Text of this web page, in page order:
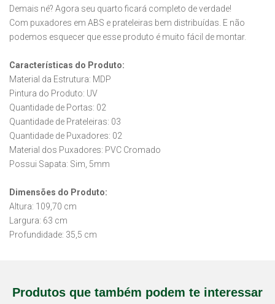
Demais né? Agora seu quarto ficará completo de verdade!
Com puxadores em ABS e prateleiras bem distribuídas. E não
podemos esquecer que esse produto é muito fácil de montar.
Características do Produto:
Material da Estrutura: MDP
Pintura do Produto: UV
Quantidade de Portas: 02
Quantidade de Prateleiras: 03
Quantidade de Puxadores: 02
Material dos Puxadores: PVC Cromado
Possui Sapata: Sim, 5mm
Dimensões do Produto:
Altura: 109,70 cm
Largura: 63 cm
Profundidade: 35,5 cm
Produtos que também podem te interessar